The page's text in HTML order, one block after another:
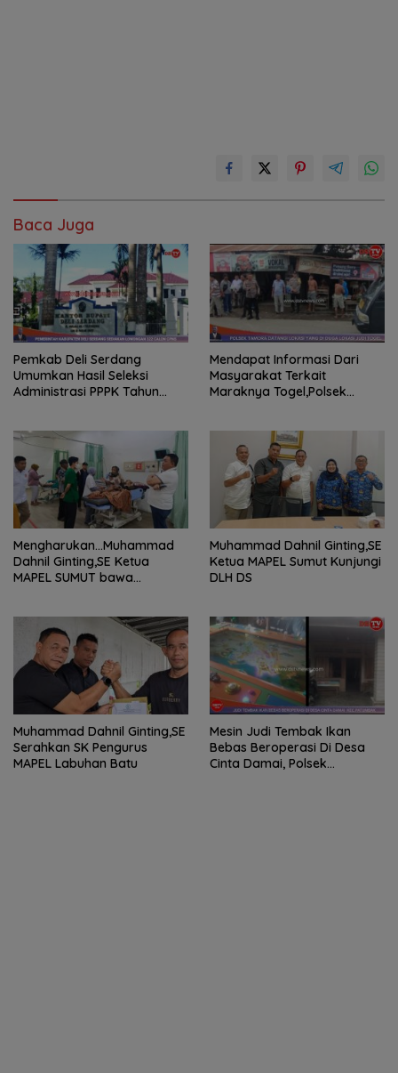
Baca Juga
Pemkab Deli Serdang
Umumkan Hasil Seleksi
Administrasi PPPK Tahun
Mendapat Informasi Dari
Masyarakat Terkait
Maraknya Togel,Polsek
Mengharukan…Muhammad
Dahnil Ginting,SE Ketua
MAPEL SUMUT bawa
Muhammad Dahnil Ginting,SE
Ketua MAPEL Sumut Kunjungi
DLH DS
Muhammad Dahnil Ginting,SE
Serahkan SK Pengurus
MAPEL Labuhan Batu
Mesin Judi Tembak Ikan
Bebas Beroperasi Di Desa
Cinta Damai, Polsek